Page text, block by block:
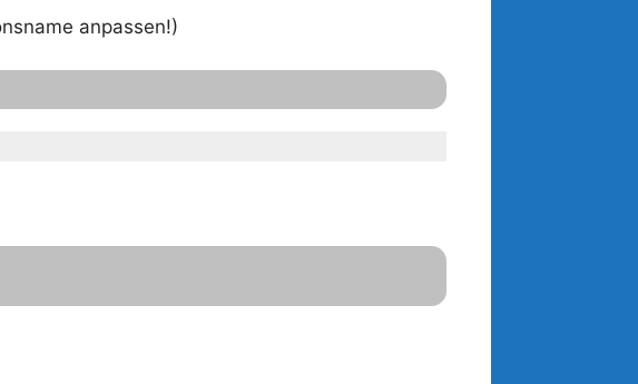
anpassen!)